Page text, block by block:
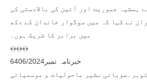
ہمشیہ جموریت اور آئین کی بالادستی کی
نے کہا کہ میں سوگوار خاندان کے دکھ
میں برابر کا شریک ہوں۔
﴾﴿﴾﴿﴾﴿
خبرنامہ نمبر6406/2024
ن )21 اکتوبر۔صوبائی مشیر ماحولیات و موسمیاتی